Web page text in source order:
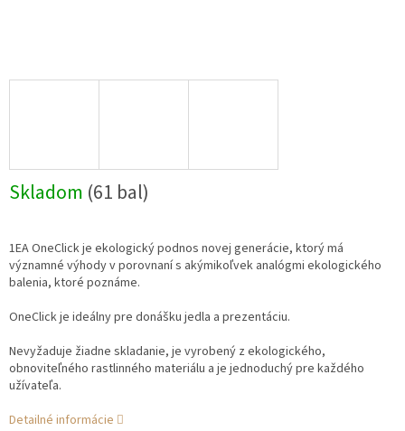
Skladom (61 bal)
1EA OneClick je ekologický podnos novej generácie, ktorý má
významné výhody v porovnaní s akýmikoľvek analógmi ekologického
balenia, ktoré poznáme.
OneClick je ideálny pre donášku jedla a prezentáciu.
Nevyžaduje žiadne skladanie, je vyrobený z ekologického,
obnoviteľného rastlinného materiálu a je jednoduchý pre každého
užívateľa.
Detailné informácie